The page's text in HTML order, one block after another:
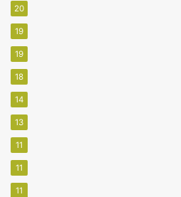
20
19
19
18
14
13
11
11
11